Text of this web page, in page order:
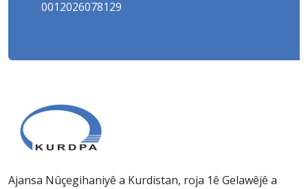
0012026078129
Ajansa Nûçegihaniyê a Kurdistan, roja 1ê Gelawêjê a